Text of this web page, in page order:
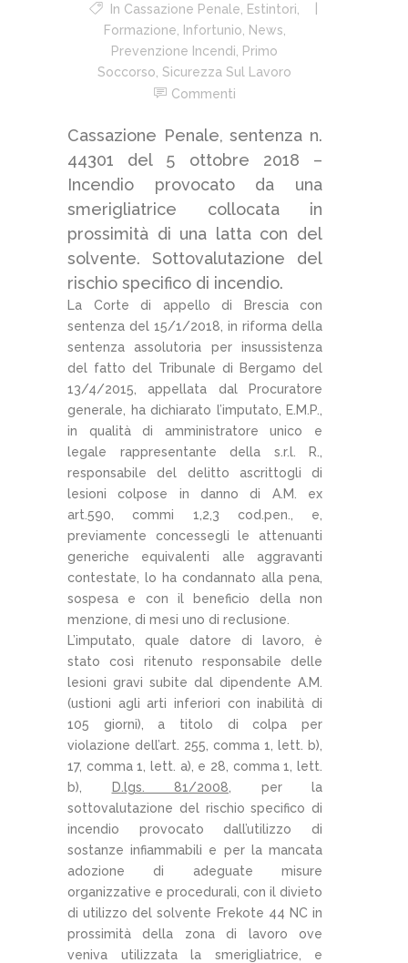
In Cassazione Penale Estintori
Formazione
Infortunio News
Prevenzione Incendi
Primo
Soccorso Sicurezza Sul Lavoro
Commenti
Cassazione Penale, sentenza n.
44301 del 5 ottobre 2018 –
Incendio provocato da una
smerigliatrice collocata in
prossimità di una latta con del
solvente. Sottovalutazione del
rischio specifico di incendio.
La Corte di appello di Brescia con
sentenza del 15/1/2018, in riforma della
sentenza assolutoria per insussistenza
del fatto del Tribunale di Bergamo del
13/4/2015, appellata dal Procuratore
generale, ha dichiarato l’imputato, E.M.P.,
in qualità di amministratore unico e
legale rappresentante della s.r.l. R.,
responsabile del delitto ascrittogli di
lesioni colpose in danno di A.M. ex
art.590, commi 1,2,3 cod.pen., e,
previamente concessegli le attenuanti
generiche equivalenti alle aggravanti
contestate, lo ha condannato alla pena,
sospesa e con il beneficio della non
menzione, di mesi uno di reclusione.
L’imputato, quale datore di lavoro, è
stato così ritenuto responsabile delle
lesioni gravi subite dal dipendente A.M.
(ustioni agli arti inferiori con inabilità di
105 giorni), a titolo di colpa per
violazione dell’art. 255, comma 1, lett. b),
17, comma 1, lett. a), e 28, comma 1, lett.
b),
D.lgs. 81/2008 , per la
sottovalutazione del rischio specifico di
incendio provocato dall’utilizzo di
sostanze infiammabili e per la mancata
adozione di adeguate misure
organizzative e procedurali, con il divieto
di utilizzo del solvente Frekote 44 NC in
prossimità della zona di lavoro ove
veniva utilizzata la smerigliatrice, e